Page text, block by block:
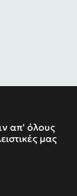
απ' όλους
μας